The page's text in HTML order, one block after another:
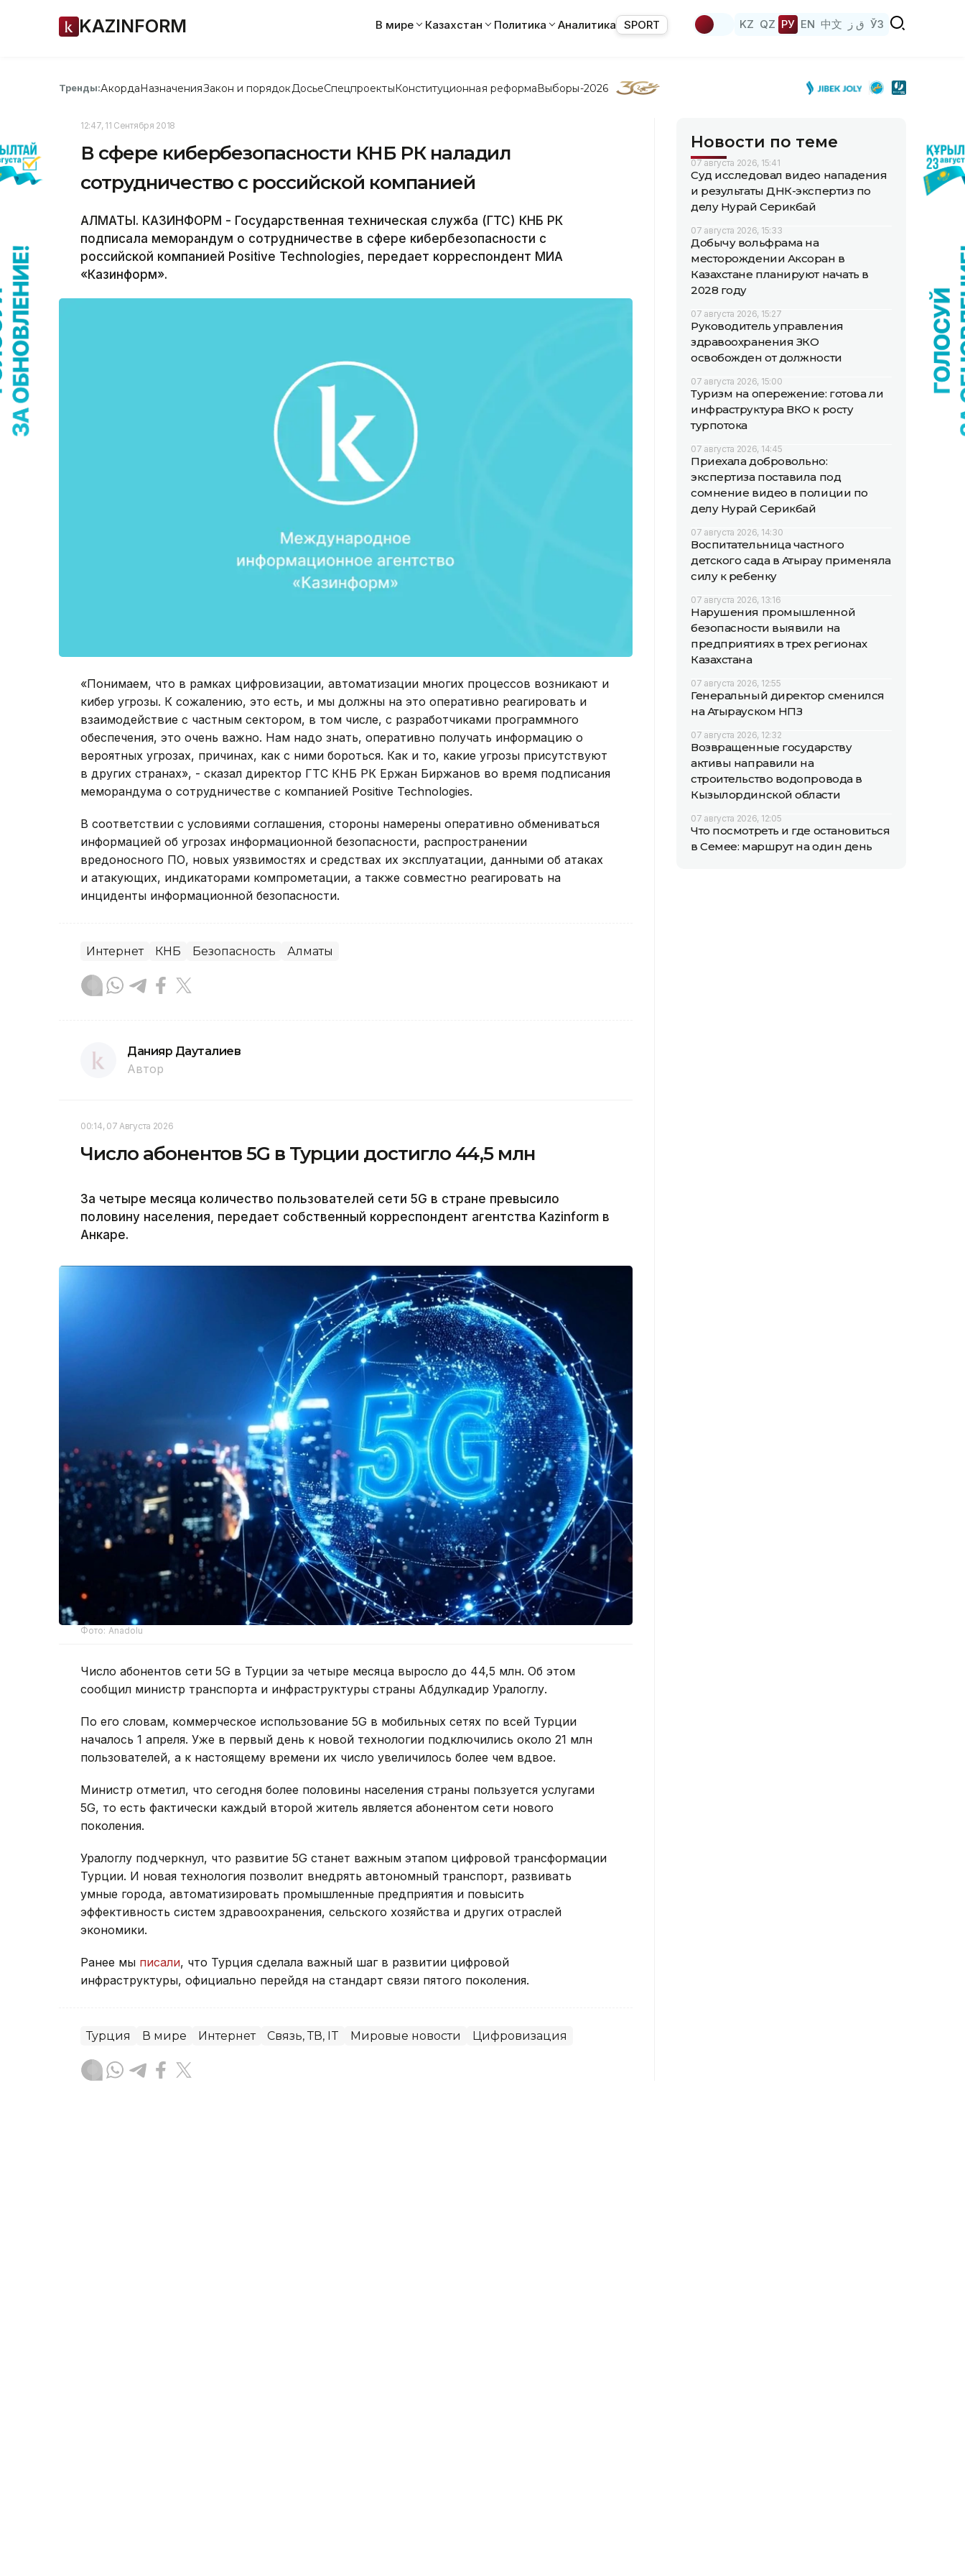
KAZINFORM В мире Казахстан Политика Аналитика SPORT KZ QZ РУ EN 中文 ق ز ЎЗ
Тренды:АкордаНазначенияЗакон и порядок ДосьеСпецпроектыКонституционная реформаВыборы-2026
12:47, 11 Сентября 2018
В сфере кибербезопасности КНБ РК наладил
сотрудничество с российской компанией
АЛМАТЫ. КАЗИНФОРМ - Государственная техническая служба (ГТС) КНБ РК
подписала меморандум о сотрудничестве в сфере кибербезопасности с
российской компанией Positive Technologies, передает корреспондент МИА
«Казинформ».
«Понимаем, что в рамках цифровизации, автоматизации многих процессов возникают и
кибер угрозы. К сожалению, это есть, и мы должны на это оперативно реагировать и
взаимодействие с частным сектором, в том числе, с разработчиками программного
обеспечения, это очень важно. Нам надо знать, оперативно получать информацию о
вероятных угрозах, причинах, как с ними бороться. Как и то, какие угрозы присутствуют
в других странах», - сказал директор ГТС КНБ РК Ержан Биржанов во время подписания
меморандума о сотрудничестве с компанией Positive Technologies.
В соответствии с условиями соглашения, стороны намерены оперативно обмениваться
информацией об угрозах информационной безопасности, распространении
вредоносного ПО, новых уязвимостях и средствах их эксплуатации, данными об атаках
и атакующих, индикаторами компрометации, а также совместно реагировать на
инциденты информационной безопасности.
Интернет КНБ Безопасность Алматы
Данияр Дауталиев
Автор
00:14, 07 Августа 2026
Число абонентов 5G в Турции достигло 44,5 млн
За четыре месяца количество пользователей сети 5G в стране превысило
половину населения, передает собственный корреспондент агентства Kazinform в
Анкаре.
Фото: Anadolu
Число абонентов сети 5G в Турции за четыре месяца выросло до 44,5 млн. Об этом
сообщил министр транспорта и инфраструктуры страны Абдулкадир Уралоглу.
По его словам, коммерческое использование 5G в мобильных сетях по всей Турции
началось 1 апреля. Уже в первый день к новой технологии подключились около 21 млн
пользователей, а к настоящему времени их число увеличилось более чем вдвое.
Министр отметил, что сегодня более половины населения страны пользуется услугами
5G, то есть фактически каждый второй житель является абонентом сети нового
поколения.
Уралоглу подчеркнул, что развитие 5G станет важным этапом цифровой трансформации
Турции. И новая технология позволит внедрять автономный транспорт, развивать
умные города, автоматизировать промышленные предприятия и повысить
эффективность систем здравоохранения, сельского хозяйства и других отраслей
экономики.
Ранее мы писали, что Турция сделала важный шаг в развитии цифровой
инфраструктуры, официально перейдя на стандарт связи пятого поколения.
Турция В мире Интернет Связь, ТВ, IT Мировые новости Цифровизация
Новости по теме
07 августа 2026, 15:41
Суд исследовал видео нападения
и результаты ДНК-экспертиз по
делу Нурай Серикбай
07 августа 2026, 15:33
Добычу вольфрама на
месторождении Аксоран в
Казахстане планируют начать в
2028 году
07 августа 2026, 15:27
Руководитель управления
здравоохранения ЗКО
освобожден от должности
07 августа 2026, 15:00
Туризм на опережение: готова ли
инфраструктура ВКО к росту
турпотока
07 августа 2026, 14:45
Приехала добровольно:
экспертиза поставила под
сомнение видео в полиции по
делу Нурай Серикбай
07 августа 2026, 14:30
Воспитательница частного
детского сада в Атырау применяла
силу к ребенку
07 августа 2026, 13:16
Нарушения промышленной
безопасности выявили на
предприятиях в трех регионах
Казахстана
07 августа 2026, 12:55
Генеральный директор сменился
на Атырауском НПЗ
07 августа 2026, 12:32
Возвращенные государству
активы направили на
строительство водопровода в
Кызылординской области
07 августа 2026, 12:05
Что посмотреть и где остановиться
в Семее: маршрут на один день